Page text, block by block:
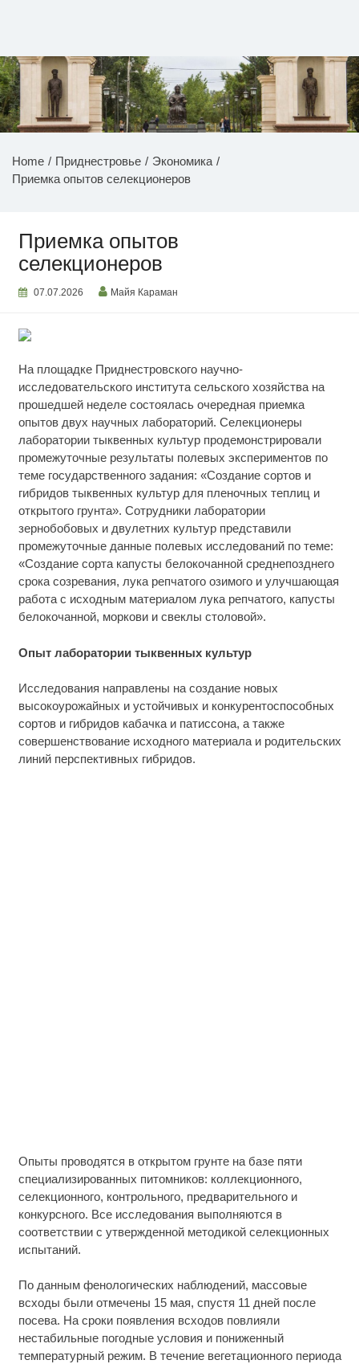
НОВОСТИ ПРИДНЕСТРОВЬЯ
Home Приднестровье
Экономика
Приемка опытов селекционеров
Приемка опытов
селекционеров
07.07.2026 Майя Караман
На площадке Приднестровского научно-
исследовательского института сельского хозяйства на
прошедшей неделе состоялась очередная приемка
опытов двух научных лабораторий. Селекционеры
лаборатории тыквенных культур продемонстрировали
промежуточные результаты полевых экспериментов по
теме государственного задания: «Создание сортов и
гибридов тыквенных культур для пленочных теплиц и
открытого грунта». Сотрудники лаборатории
зернобобовых и двулетних культур представили
промежуточные данные полевых исследований по теме:
«Создание сорта капусты белокочанной среднепозднего
срока созревания, лука репчатого озимого и улучшающая
работа с исходным материалом лука репчатого, капусты
белокочанной, моркови и свеклы столовой».
Опыт лаборатории тыквенных культур
Исследования направлены на создание новых
высокоурожайных и устойчивых и конкурентоспособных
сортов и гибридов кабачка и патиссона, а также
совершенствование исходного материала и родительских
линий перспективных гибридов.
Опыты проводятся в открытом грунте на базе пяти
специализированных питомников: коллекционного,
селекционного, контрольного, предварительного и
конкурсного. Все исследования выполняются в
соответствии с утвержденной методикой селекционных
испытаний.
По данным фенологических наблюдений, массовые
всходы были отмечены 15 мая, спустя 11 дней после
посева. На сроки появления всходов повлияли
нестабильные погодные условия и пониженный
температурный режим. В течение вегетационного периода